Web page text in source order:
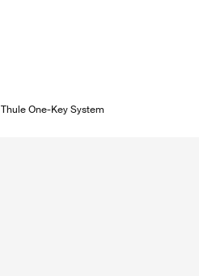
Thule One-Key System